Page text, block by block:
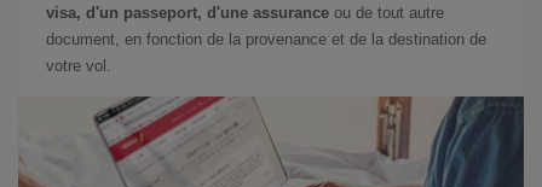
visa, d'un passeport, d'une assurance ou de tout autre
document, en fonction de la provenance et de la destination de
votre vol.